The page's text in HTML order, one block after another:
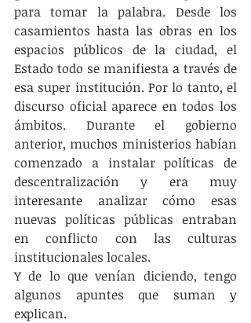
para tomar la palabra. Desde los
casamientos hasta las obras en los
espacios públicos de la ciudad, el
Estado todo se manifiesta a través de
esa super institución. Por lo tanto, el
discurso oficial aparece en todos los
ámbitos. Durante el gobierno
anterior, muchos ministerios habían
comenzado a instalar políticas de
descentralización y era muy
interesante analizar cómo esas
nuevas políticas públicas entraban
en conflicto con las culturas
institucionales locales.
Y de lo que venían diciendo, tengo
algunos apuntes que suman y
explican.